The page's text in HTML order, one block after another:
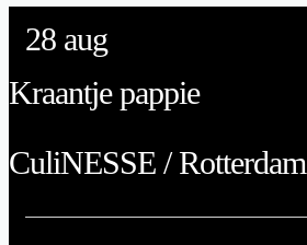
28 aug
Kraantje pappie
CuliNESSE / Rotterdam